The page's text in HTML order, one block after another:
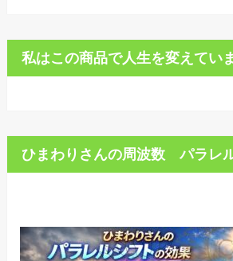
私はこの商品で人生を変えていま
ひまわりさんの周波数 パラレ